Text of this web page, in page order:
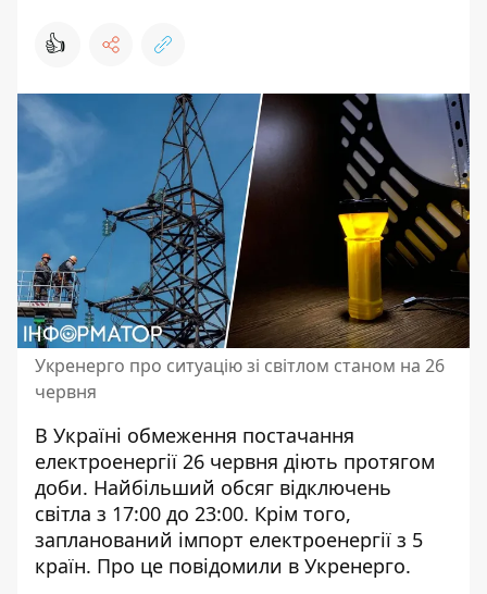
👍
Укренерго про ситуацію зі світлом станом на 26
червня
В Україні обмеження постачання
електроенергії 26 червня діють протягом
доби. Найбільший обсяг відключень
світла з 17:00 до 23:00. Крім того,
запланований імпорт електроенергії з 5
країн. Про це повідомили в Укренерго.